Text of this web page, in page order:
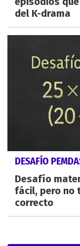
del K-drama
DESAFÍO
Desafío
fácil, pero no
correcto